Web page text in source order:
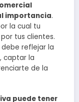
importancia.
la cual tu
tus clientes.
reflejar la
captar la
de la
puede tener